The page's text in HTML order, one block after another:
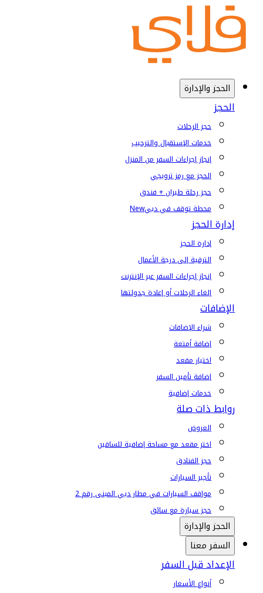
الحجز والإدارة
الحجز
حجز الرحلات
خدمات الإستقبال والترحيب
إنجاز إجراءات السفر من المنزل
الحجز مع رمز ترويجي
حجز رحلة طيران + فندق
محطة توقف في دبيNew
إدارة الحجز
إدارة الحجز
الترقية إلى درجة الأعمال
إنجاز إجراءات السفر عبر الإنترنت
إلغاء الرحلات أو إعادة جدولتها
الإضافات
شراء الإضافات
إضافة أمتعة
اختيار مقعد
إضافة تأمين السفر
خدمات إضافية
روابط ذات صلة
العروض
اختر مقعد مع مساحة إضافية للساقين
حجز الفنادق
تأجير السيارات
مواقف السيارات في مطار دبي المبنى رقم 2
حجز سيارة مع سائق
الحجز والإدارة
السفر معنا
الإعداد قبل السفر
أنواع الأسعار